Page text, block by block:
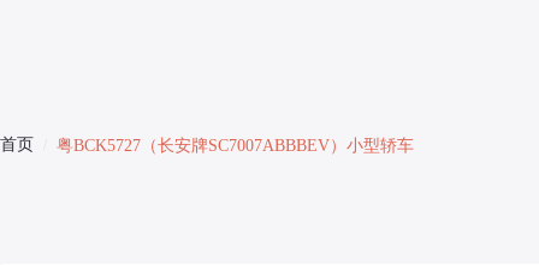
首页 粤BCK5727（长安牌SC7007ABBBEV）小型轿车